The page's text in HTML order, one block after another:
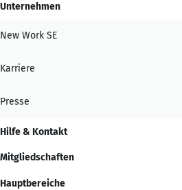
Unternehmen
New Work SE
Karriere
Presse
Hilfe & Kontakt
Mitgliedschaften
Hauptbereiche